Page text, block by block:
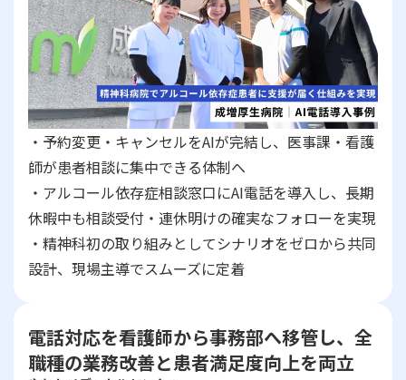
・予約変更・キャンセルをAIが完結し、医事課・看護
師が患者相談に集中できる体制へ
・アルコール依存症相談窓口にAI電話を導入し、長期
休暇中も相談受付・連休明けの確実なフォローを実現
・精神科初の取り組みとしてシナリオをゼロから共同
設計、現場主導でスムーズに定着
電話対応を看護師から事務部へ移管し、全
職種の業務改善と患者満足度向上を両立